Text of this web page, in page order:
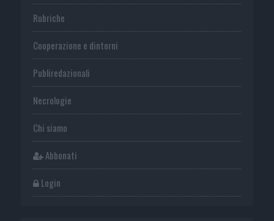
Rubriche
Cooperazione e dintorni
Publiredazionali
Necrologie
Chi siamo
Abbonati
Login